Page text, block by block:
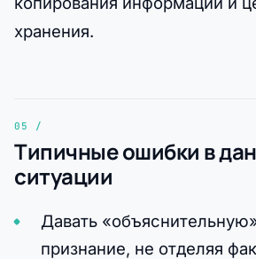
хранения.
Типичные ошибки в
ситуации
Давать
признание, не отделяя